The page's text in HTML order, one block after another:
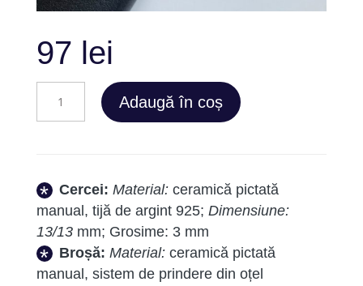
97 lei
Adaugă în coș
Cercei: Material:ceramică pictată
manual, tijă de argint 925; Dimensiune:
13/13mm; Grosime: 3 mm
Broșă: Material:ceramică pictată
manual, sistem de prindere din oțel